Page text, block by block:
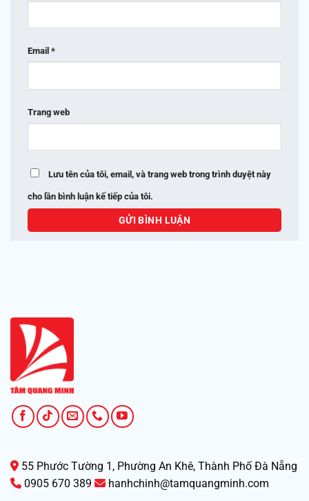
Email *
Trang web
Lưu tên của tôi, email, và trang web trong trình duyệt này
cho lần bình luận kế tiếp của tôi.
55 Phước Tường 1, Phường An Khê, Thành Phố Đà Nẵng
0905 670 389
hanhchinh@tamquangminh.com